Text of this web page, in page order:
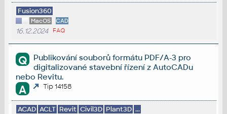
Fusion360
MacOS CAD
16.12.2024 FAQ
Q
Publikování souborů formátu PDF/A-3 pro
digitalizované stavební řízení z AutoCADu
nebo Revitu.
A Tip 14158
ACAD ACLT Revit Civil3D Plant3D ...